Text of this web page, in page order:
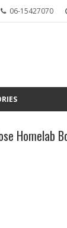
06-15427070
Homelab